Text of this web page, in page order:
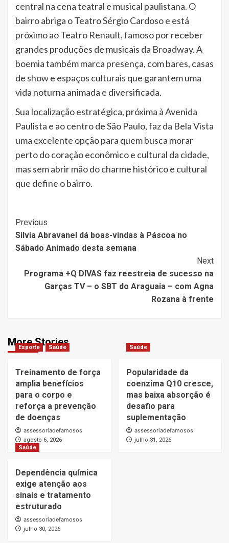
central na cena teatral e musical paulistana. O
bairro abriga o Teatro Sérgio Cardoso e está
próximo ao Teatro Renault, famoso por receber
grandes produções de musicais da Broadway. A
boemia também marca presença, com bares, casas
de show e espaços culturais que garantem uma
vida noturna animada e diversificada.
Sua localização estratégica, próxima à Avenida
Paulista e ao centro de São Paulo, faz da Bela Vista
uma excelente opção para quem busca morar
perto do coração econômico e cultural da cidade,
mas sem abrir mão do charme histórico e cultural
que define o bairro.
Post
Navigation
Previous
Silvia Abravanel dá boas-vindas à Páscoa no
Sábado Animado desta semana
Next
Programa +Q DIVAS faz reestreia de sucesso na
Garças TV – o SBT do Araguaia – com Agna
Rozana à frente
More Stories
Esporte Saúde
Treinamento de força
amplia benefícios
para o corpo e
reforça a prevenção
de doenças
assessoriadefamosos
agosto 6, 2026
Saúde
Popularidade da
coenzima Q10 cresce,
mas baixa absorção é
desafio para
suplementação
assessoriadefamosos
julho 31, 2026
Saúde
Dependência química
exige atenção aos
sinais e tratamento
estruturado
assessoriadefamosos
julho 30, 2026